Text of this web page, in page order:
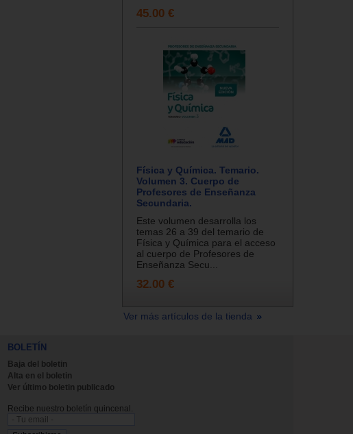
45.00 €
Física y Química. Temario.
Volumen 3. Cuerpo de
Profesores de Enseñanza
Secundaria.
Este volumen desarrolla los
temas 26 a 39 del temario de
Física y Química para el acceso
al cuerpo de Profesores de
Enseñanza Secu...
32.00 €
Ver más artículos de la tienda
BOLETÍN
Baja del boletin
Alta en el boletin
Ver último boletin publicado
Recibe nuestro boletín quincenal.